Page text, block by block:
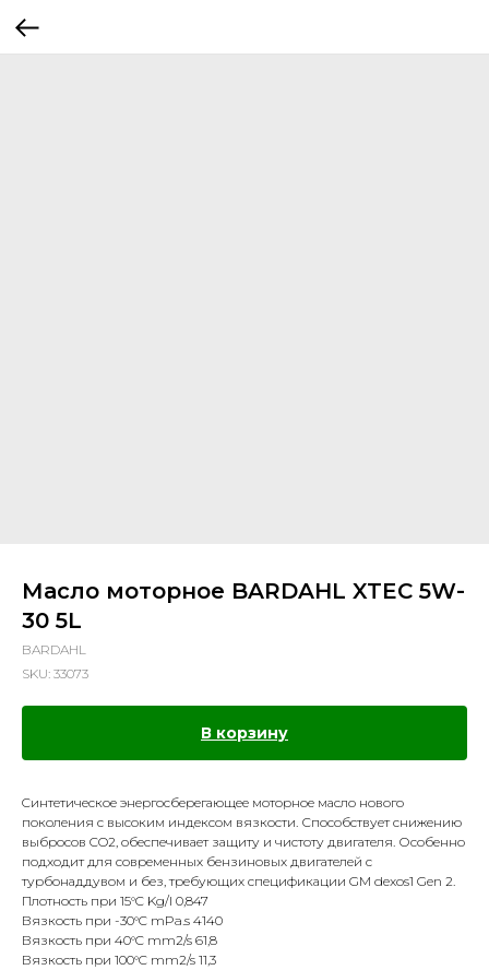
Масло моторное BARDAHL XTEC 5W-
30 5L
BARDAHL
SKU: 33073
В корзину
Cинтетическое энергосберегающее моторное масло нового
поколения с высоким индексом вязкости. Способствует снижению
выбросов CO2, обеспечивает защиту и чистоту двигателя. Особенно
подходит для современных бензиновых двигателей с
турбонаддувом и без, требующих спецификации GM dexos1 Gen 2.
Плотность при 15°C Kg/l 0,847
Вязкость при -30°C mPa.s 4140
Вязкость при 40°C mm2/s 61,8
Вязкость при 100°C mm2/s 11,3